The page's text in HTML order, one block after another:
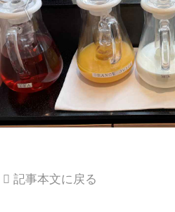
記事本文に戻る